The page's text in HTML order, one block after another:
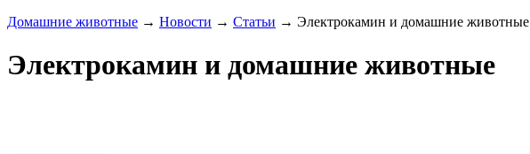
Домашние животные → Новости → Статьи → Электрокамин и домашние животные
Электрокамин и домашние животные